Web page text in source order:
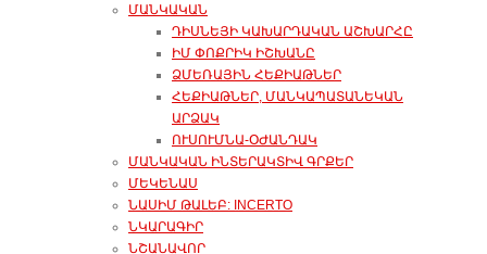
ՄԱՆԿԱԿԱՆ
ԴԻՍՆԵՅԻ ԿԱԽԱՐԴԱԿԱՆ ԱՇԽԱՐՀԸ
ԻՄ ՓՈՔՐԻԿ ԻՇԽԱՆԸ
ՁՄԵՌԱՅԻՆ ՀԵՔԻԱԹՆԵՐ
ՀԵՔԻԱԹՆԵՐ, ՄԱՆԿԱՊԱՏԱՆԵԿԱՆ
ԱՐՁԱԿ
ՈՒՍՈՒՄՆԱ-ՕԺԱՆԴԱԿ
ՄԱՆԿԱԿԱՆ ԻՆՏԵՐԱԿՏԻՎ ԳՐՔԵՐ
ՄԵԿԵՆԱՍ
ՆԱՍԻՄ ԹԱԼԵԲ: INCERTO
ՆԿԱՐԱԳԻՐ
ՆՇԱՆԱՎՈՐ